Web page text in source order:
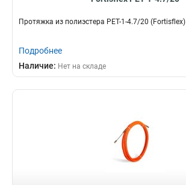
Протяжка из полиэстера PET-1-4.7/20 (Fortisflex)
Подробнее
Наличие: Нет на складе